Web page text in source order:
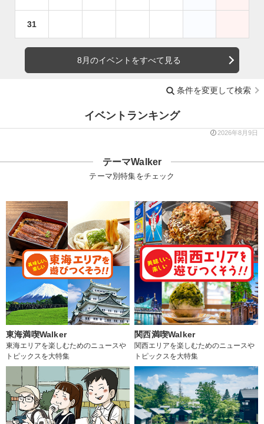
31
8月のイベントをすべて見る
条件を変更して検索
イベントランキング
2026年8月9日
テーマWalker
テーマ別特集をチェック
東海満喫Walker
東海エリアを楽しむためのニュースや
トピックスを大特集
関西満喫Walker
関西エリアを楽しむためのニュースや
トピックスを大特集